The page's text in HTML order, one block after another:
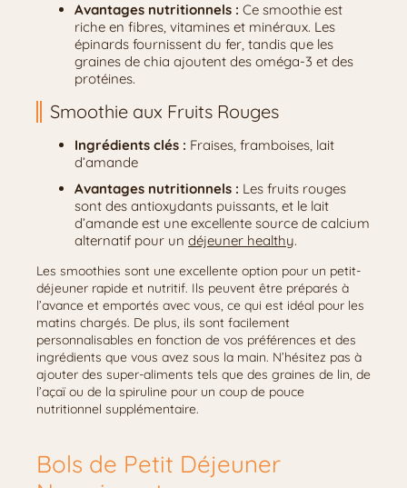
Avantages nutritionnels : Ce smoothie est
riche en fibres, vitamines et minéraux. Les
épinards fournissent du fer, tandis que les
graines de chia ajoutent des oméga-3 et des
protéines.
Smoothie aux Fruits Rouges
Ingrédients clés : Fraises, framboises, lait
d’amande
Avantages nutritionnels : Les fruits rouges
sont des antioxydants puissants, et le lait
d’amande est une excellente source de calcium
alternatif pour un déjeuner healthy.
Les smoothies sont une excellente option pour un petit-
déjeuner rapide et nutritif. Ils peuvent être préparés à
l’avance et emportés avec vous, ce qui est idéal pour les
matins chargés. De plus, ils sont facilement
personnalisables en fonction de vos préférences et des
ingrédients que vous avez sous la main. N’hésitez pas à
ajouter des super-aliments tels que des graines de lin, de
l’açaï ou de la spiruline pour un coup de pouce
nutritionnel supplémentaire.
Bols de Petit Déjeuner